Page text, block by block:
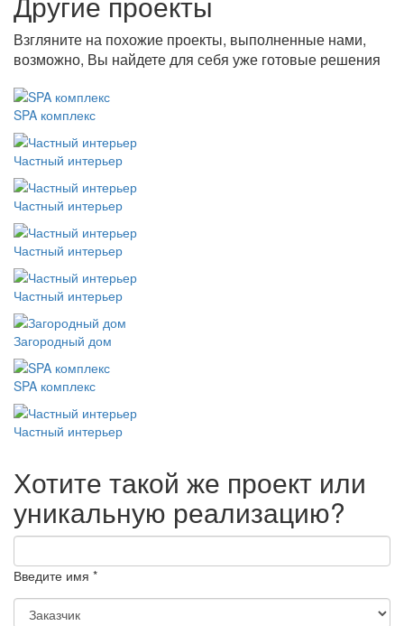
Взгляните на похожие проекты, выполненные нами,
возможно, Вы найдете для себя уже готовые решения
SPA комплекс
Частный интерьер
Частный интерьер
Частный интерьер
Частный интерьер
Загородный дом
SPA комплекс
Частный интерьер
Хотите такой же проект или
уникальную реализацию?
Введите имя *